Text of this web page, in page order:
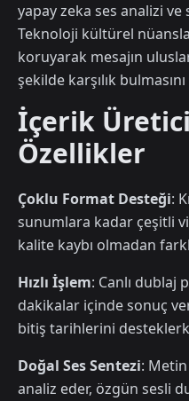
yapay zeka ses analizi ve
Teknoloji kültürel
koruyarak mesajın
şekilde karşılık
İçerik
Özellikler
Çoklu Format Desteği:
sunumlara kadar çeşitli
kalite kaybı olmadan
Hızlı İşlem: Canlı dublaj
dakikalar içinde sonuç
bitiş tarihlerini
Doğal Ses Sentezi:
analiz eder, özgün sesli